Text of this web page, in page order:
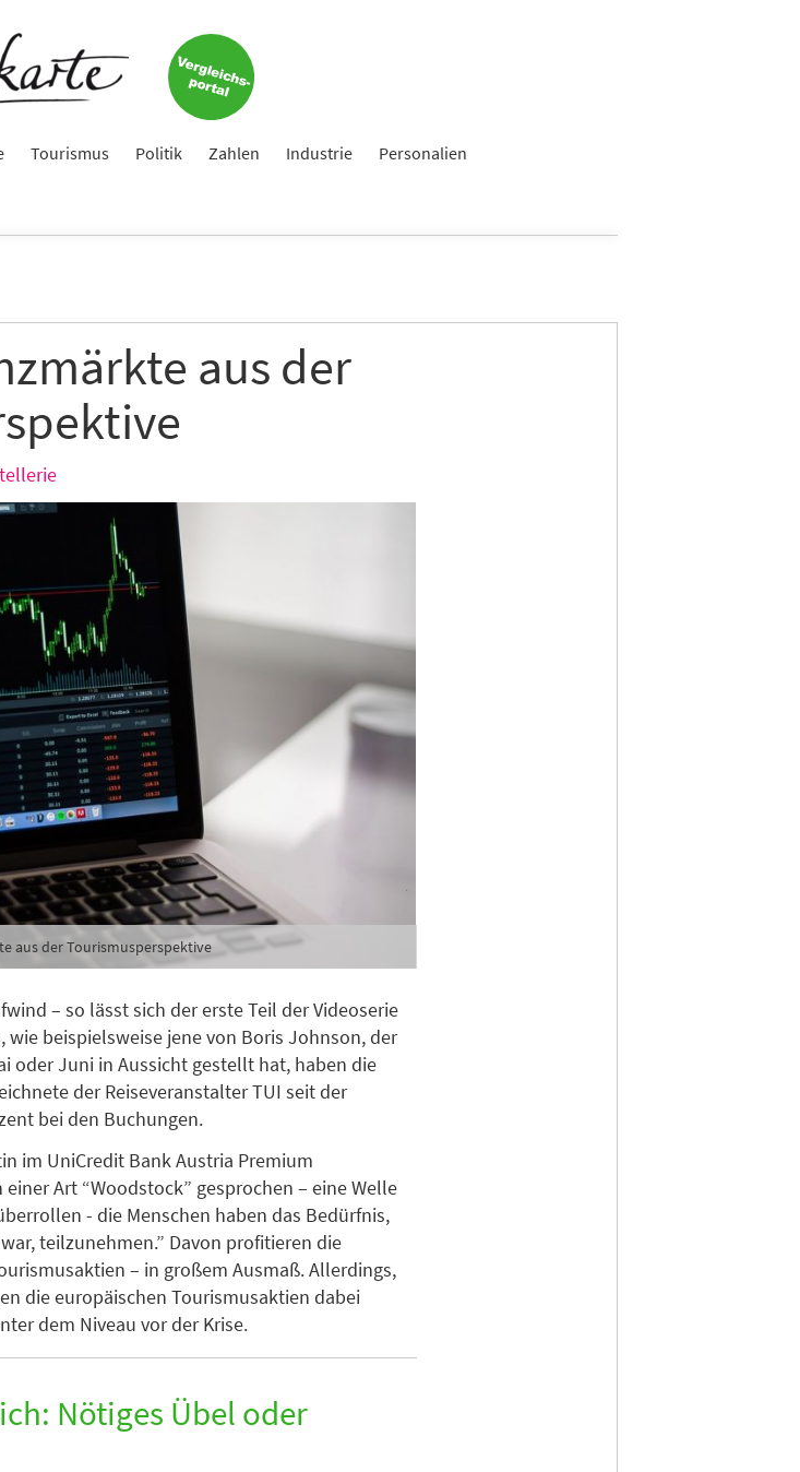
Tourismus Politik Zahlen Industrie Personalien
aus der
aus der Tourismusperspektive
– so lässt sich der erste Teil der Videoserie
beispielsweise jene von Boris Johnson, der
oder Juni in Aussicht gestellt hat, haben die
der Reiseveranstalter TUI seit der
bei den Buchungen.
im UniCredit Bank Austria Premium
Art “Woodstock” gesprochen – eine Welle
- die Menschen haben das Bedürfnis,
teilzunehmen.” Davon profitieren die
– in großem Ausmaß. Allerdings,
die europäischen Tourismusaktien dabei
dem Niveau vor der Krise.
Nötiges Übel oder
mehr verpassen!
Newsletter anmelden.
8.30 Uhr)
zur Kenntnis genommen.
nicht